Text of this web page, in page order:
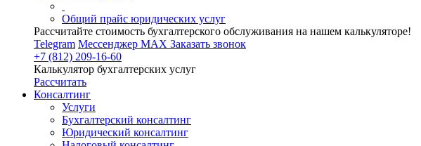
Общий прайс юридических услуг
Рассчитайте стоимость бухгалтерского обслуживания на нашем калькуляторе!
Telegram Мессенджер MAX Заказать звонок
+7 (812) 209-16-60
Калькулятор бухгалтерских услуг
Рассчитать
Консалтинг
Услуги
Бухгалтерский консалтинг
Юридический консалтинг